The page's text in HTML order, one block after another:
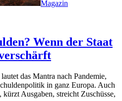
Magazin
Wenn der Staat
das Mantra nach Pandemie,
in ganz Europa. Auch
Ausgaben, streicht Zuschüsse,